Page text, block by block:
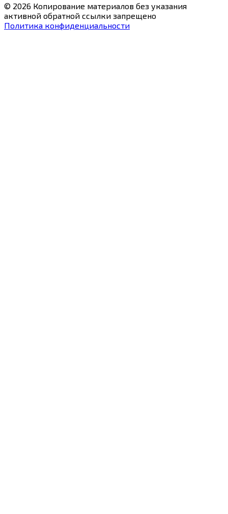
© 2026 Копирование материалов без указания
активной обратной ссылки запрещено
Политика конфиденциальности